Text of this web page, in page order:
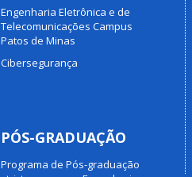
Engenharia Eletrônica e de
Telecomunicações Campus
Patos de Minas
Cibersegurança
PÓS-GRADUAÇÃO
Programa de Pós-graduação